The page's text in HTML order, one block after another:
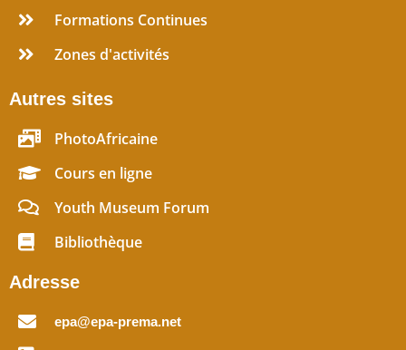
Formations Continues
Zones d'activités
Autres sites
PhotoAfricaine
Cours en ligne
Youth Museum Forum
Bibliothèque
Adresse
epa@epa-prema.net